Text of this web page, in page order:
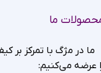
ما
ما در مژگ با تمرکز بر
عرضه می‌کنیم: